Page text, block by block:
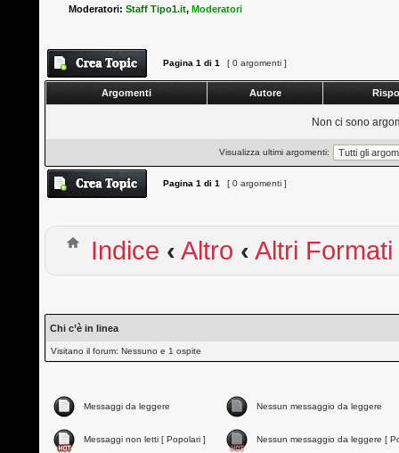
Moderatori:Staff Tipo1.it,Moderatori
Pagina1 di1 [ 0 argomenti ]
Argomenti Autore
Non ci sono
Visualizza ultimi argomenti:
Pagina1 di1 [ 0 argomenti ]
Indice ‹ Altro ‹ Altri
Chi c’è in linea
Visitano il forum: Nessuno e 1 ospite
Messaggi da leggere Nessun messaggio da leggere
Messaggi non letti [ Popolari ] Nessun messaggio da leggere [